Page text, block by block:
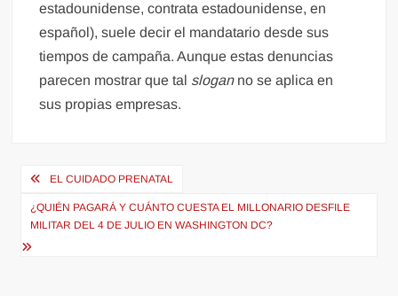
estadounidense, contrata estadounidense, en
español), suele decir el mandatario desde sus
tiempos de campaña. Aunque estas denuncias
parecen mostrar que tal sloganno se aplica en
sus propias empresas.
Navegación
de
entradas
EL CUIDADO PRENATAL
¿QUIÉN PAGARÁ Y CUÁNTO CUESTA EL MILLONARIO DESFILE
MILITAR DEL 4 DE JULIO EN WASHINGTON DC?